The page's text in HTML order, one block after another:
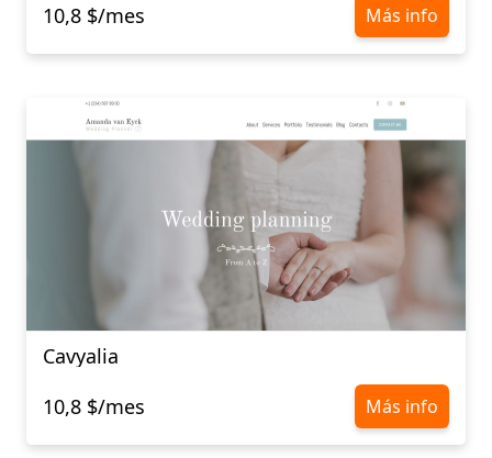
10,8 $/mes
Más info
Cavyalia
10,8 $/mes
Más info